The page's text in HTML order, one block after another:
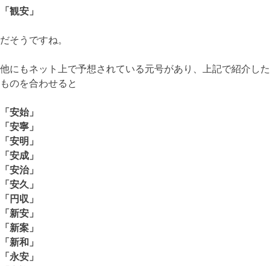
「観安」
だそうですね。
他にもネット上で予想されている元号があり、上記で紹介した
ものを合わせると
「安始」
「安寧」
「安明」
「安成」
「安治」
「安久」
「円収」
「新安」
「新案」
「新和」
「永安」